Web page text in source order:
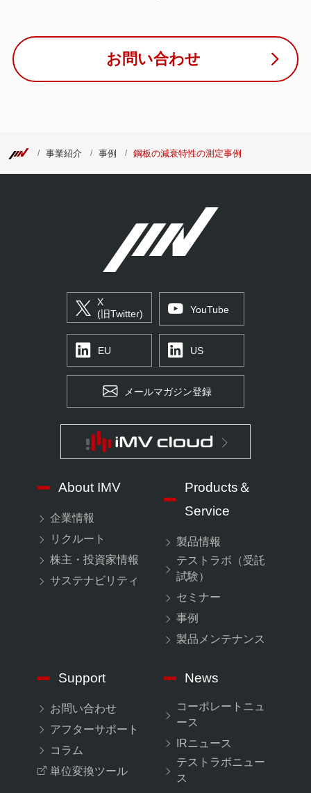
お問い合わせ
事業紹介 事例 鋼板の減衰特性の測定事例
X
(旧Twitter)
YouTube
EU US
メールマガジン登録
About IMV
企業情報
リクルート
株主・投資家情報
サステナビリティ
Products＆
Service
製品情報
テストラボ（受託
試験）
セミナー
事例
製品メンテナンス
Support
お問い合わせ
アフターサポート
コラム
単位変換ツール
News
コーポレートニュ
ース
IRニュース
テストラボニュー
ス